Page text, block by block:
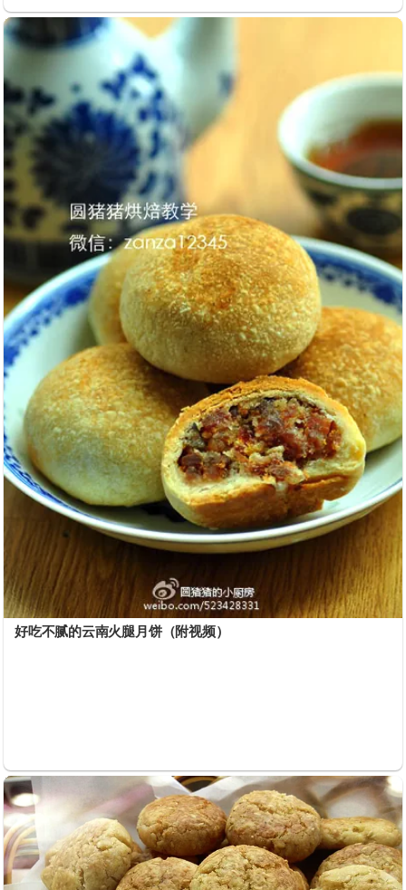
好吃不腻的云南火腿月饼（附视频）